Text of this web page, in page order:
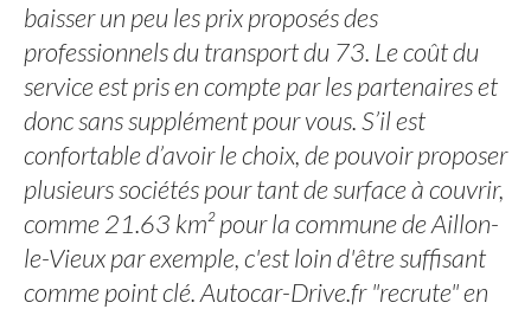
baisser un peu les prix proposés des
professionnels du transport du 73. Le coût du
service est pris en compte par les partenaires et
donc sans supplément pour vous. S’il est
confortable d’avoir le choix, de pouvoir proposer
plusieurs sociétés pour tant de surface à couvrir,
comme 21.63 km² pour la commune de Aillon-
le-Vieux par exemple, c'est loin d'être suffisant
comme point clé. Autocar-Drive.fr "recrute" en